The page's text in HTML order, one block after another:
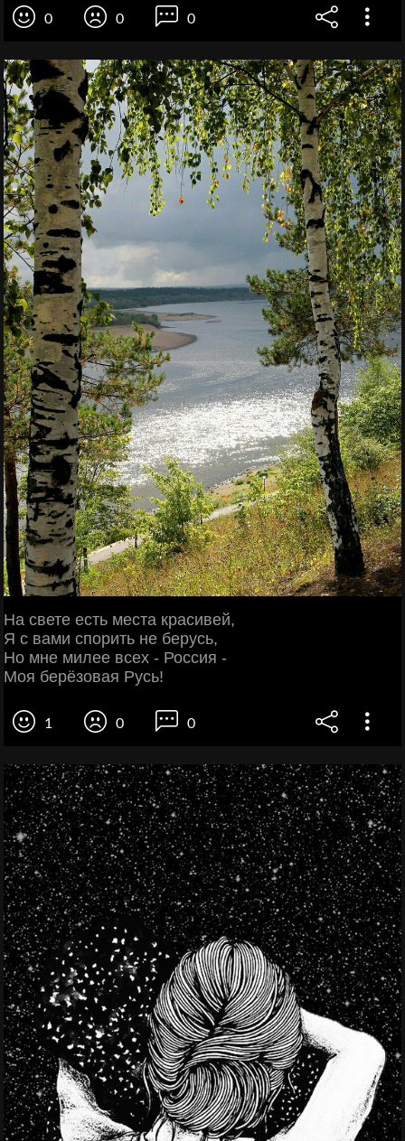
0 0 0
На свете есть места красивей,
Я с вами спорить не берусь,
Но мне милее всех - Россия -
Моя берёзовая Русь!
1 0 0